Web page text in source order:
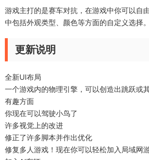
游戏主打的是赛车对抗，在游戏中你可以自
中包括外观类型、颜色等方面的自定义选择。
更新说明
全新UI布局
一个游戏内的物理引擎，可以创造出跳跃或
有趣方面
你现在可以驾驶小鸟了
许多视觉上的改进
修正了许多脚本并作出优化
修复多人游戏！现在你可以轻松加入局域网